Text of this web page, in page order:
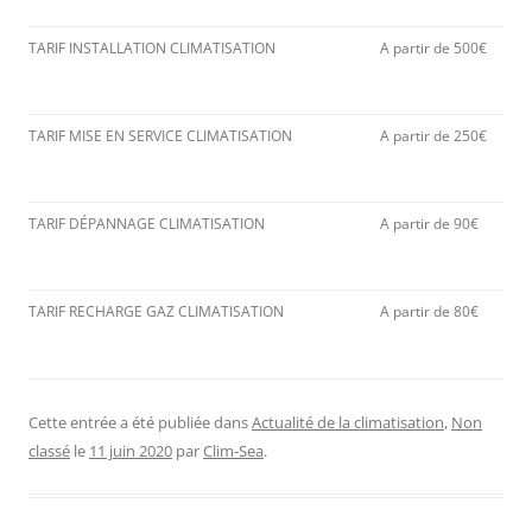
TARIF INSTALLATION CLIMATISATION A partir de 500€
TARIF MISE EN SERVICE CLIMATISATION A partir de 250€
TARIF DÉPANNAGE CLIMATISATION A partir de 90€
TARIF RECHARGE GAZ CLIMATISATION A partir de 80€
Cette entrée a été publiée dansActualité de la climatisation, Non
classé le 11 juin 2020 parClim-Sea.